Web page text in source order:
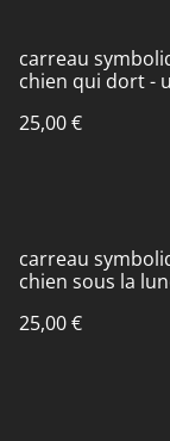
carreau
chien qui dort -
25,00 €
carreau
chien sous la
25,00 €